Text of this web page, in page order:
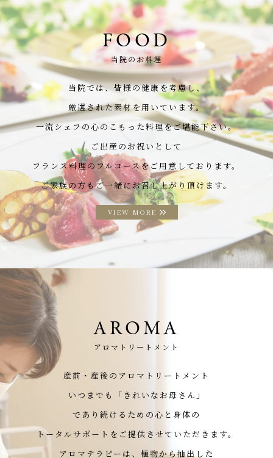
FOOD
当院のお料理
当院では、皆様の健康を考慮し、
厳選された素材を用いています。
一流シェフの心のこもった料理をご堪能下さい。
ご出産のお祝いとして
フランス料理のフルコースをご用意しております。
ご家族の方もご一緒にお召し上がり頂けます。
VIEW MORE
AROMA
アロマトリートメント
産前・産後のアロマトリートメント
いつまでも「きれいなお母さん」
であり続けるための心と身体の
トータルサポートをご提供させていただきます。
アロマテラピーは、植物から抽出した